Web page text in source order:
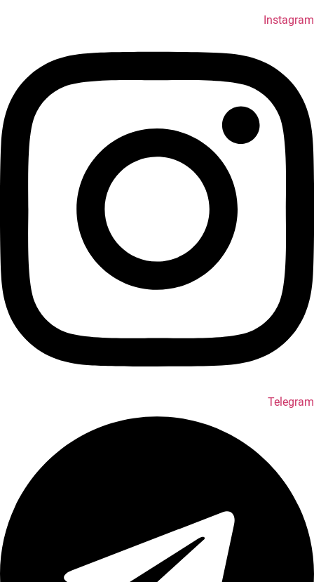
Instagram
Telegram